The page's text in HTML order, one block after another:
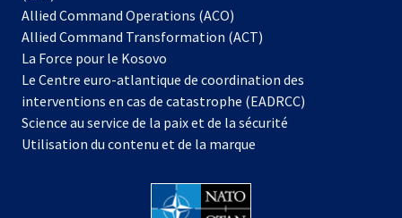
Allied Command Operations (ACO)
dans
nouvel
onglet
Allied Command Transformation (ACT)
La Force pour le Kosovo
dans
un
nouvel
onglet
Le Centre euro-atlantique de coordination des
interventions en cas de catastrophe (EADRCC)
Science au service de la paix et de la sécurité
Utilisation du contenu et de la marque